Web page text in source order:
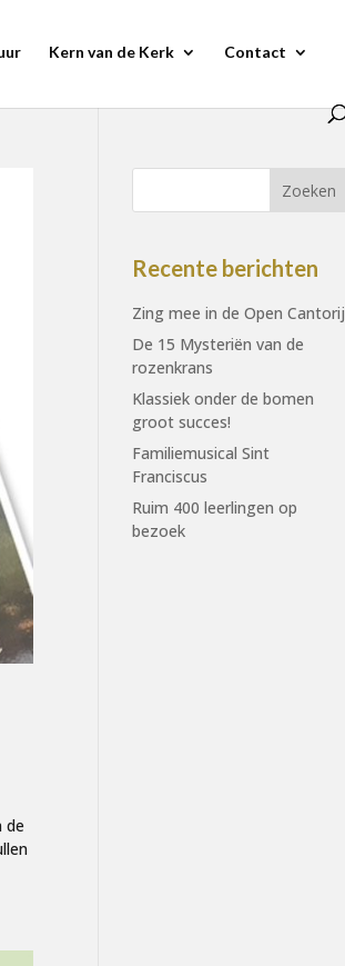
Kern van de Kerk Contact
de
Recente berichten
Zing mee in de Open Cantorij
De 15 Mysteriën van de
rozenkrans
Klassiek onder de bomen
groot succes!
Familiemusical Sint
Franciscus
Ruim 400 leerlingen op
bezoek